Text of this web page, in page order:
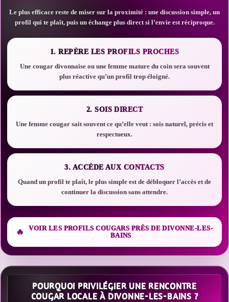
Le plus efficace reste de miser sur la proximité : une discussion simple, un
profil qui te plaît, puis un échange plus direct si l’envie est réciproque.
1. REPÈRE LES PROFILS PROCHES
Une cougar divonnaise ou une femme mature du coin sera souvent
plus réactive qu’un profil trop éloigné.
2. SOIS DIRECT
Une femme cougar sait souvent ce qu’elle veut : sois naturel, précis et
respectueux.
3. ACCÈDE AUX CONTACTS
Quand un profil te plaît, le plus simple est de débloquer l’accès et de
continuer la discussion sans attendre.
VOIR LES PROFILS COUGARS PRÈS DE DIVONNE-LES-
BAINS
POURQUOI PRIVILÉGIER UNE RENCONTRE
COUGAR LOCALE À DIVONNE-LES-BAINS ?